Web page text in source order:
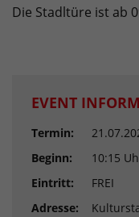
Die Stadltüre ist ab
EVENT
Termin:
Beginn:
10:15
Eintritt:
FREI
Adresse: